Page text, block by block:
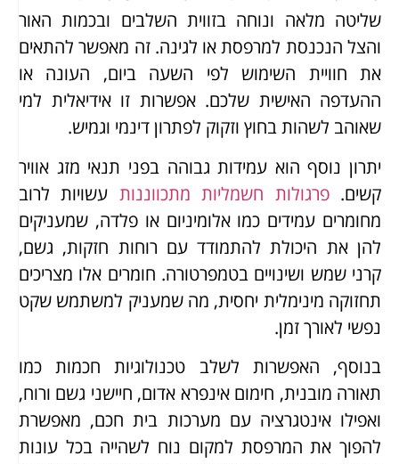
שליטה מלאה ונוחה בזווית השלבים ובכמות האור
והצל הנכנסת למרפסת או לגינה. זה מאפשר להתאים
את חוויית השימוש לפי השעה ביום, העונה או
ההעדפה האישית שלכם. אפשרות זו אידיאלית למי
שאוהב לשהות בחוץ וזקוק לפתרון דינמי וגמיש.
יתרון נוסף הוא עמידות גבוהה בפני תנאי מזג אוויר
קשים.פרגולות חשמליות מתכווננות עשויות לרוב
מחומרים עמידים כמו אלומיניום או פלדה, שמעניקים
להן את היכולת להתמודד עם רוחות חזקות, גשם,
קרני שמש ושינויים בטמפרטורה. חומרים אלו מצריכים
תחזוקה מינימלית יחסית, מה שמעניק למשתמש שקט
נפשי לאורך זמן.
בנוסף, האפשרות לשלב טכנולוגיות חכמות כמו
תאורה מובנית, חימום אינפרא אדום, חיישני גשם ורוח,
ואפילו אינטגרציה עם מערכות בית חכם, מאפשרת
להפוך את המרפסת למקום נוח לשהייה בכל עונות